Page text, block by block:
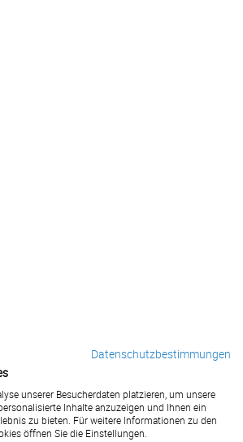
Datenschutzbestimmungen
unserer Besucherdaten platzieren, um unsere
Inhalte anzuzeigen und Ihnen ein
zu bieten. Für weitere Informationen zu den
öffnen Sie die Einstellungen.